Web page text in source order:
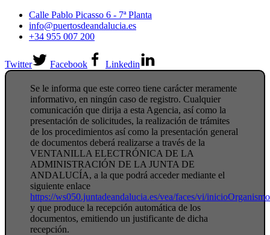
Calle Pablo Picasso 6 - 7ª Planta
info@puertosdeandalucia.es
+34 955 007 200
Twitter Facebook Linkedin
Se le informa que este correo tiene carácter meramente
informativo, en ningún caso de registro. Cualquier
comunicación que dirija a esta Agencia, así como la
presentación de solicitudes, la realización de trámites
de los procedimientos así como la presentación general
de documentos deberá realizarse a través de la
VENTANILLA ELECTRÓNICA DE LA
ADMINISTRACIÓN DE LA JUNTA DE
ANDALUCÍA, a la que podrá acceder mediante el
siguiente enlace
https://ws050.juntadeandalucia.es/vea/faces/vi/
y que produce la recepción automática de los
documentos, emitiendo un justificante de dicha
recepción.